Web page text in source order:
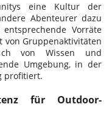
eine Kultur der
Abenteurer dazu
Vorräte
von Gruppenaktivitäten
von Wissen und
Umgebung, in der
profitiert.
für Outdoor-